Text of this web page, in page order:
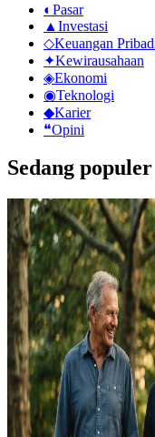
◐ Pasar
▲ Investasi
◇Keuangan
✦Kewirausahaan
◈Ekonomi
◉Teknologi
◆Karier
❝Opini
Sedang populer